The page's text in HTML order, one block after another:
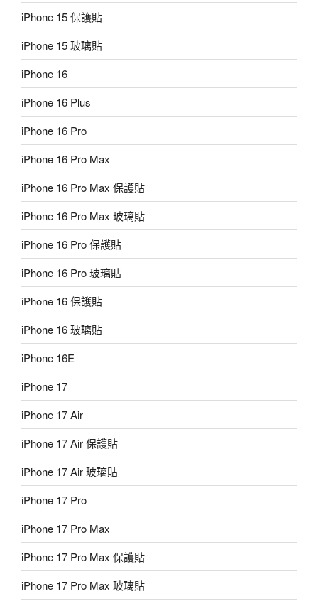
iPhone 15 保護貼
iPhone 15 玻璃貼
iPhone 16
iPhone 16 Plus
iPhone 16 Pro
iPhone 16 Pro Max
iPhone 16 Pro Max 保護貼
iPhone 16 Pro Max 玻璃貼
iPhone 16 Pro 保護貼
iPhone 16 Pro 玻璃貼
iPhone 16 保護貼
iPhone 16 玻璃貼
iPhone 16E
iPhone 17
iPhone 17 Air
iPhone 17 Air 保護貼
iPhone 17 Air 玻璃貼
iPhone 17 Pro
iPhone 17 Pro Max
iPhone 17 Pro Max 保護貼
iPhone 17 Pro Max 玻璃貼